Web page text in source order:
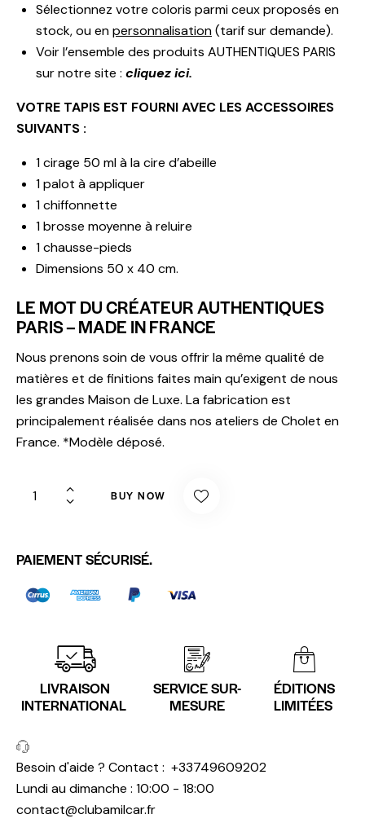
Sélectionnez votre coloris parmi ceux proposés en
stock, ou enpersonnalisation(tarif sur demande).
Voir l’ensemble des produits AUTHENTIQUES PARIS
sur notre site : cliquez ici.
VOTRE TAPIS EST FOURNI AVEC LES ACCESSOIRES
SUIVANTS :
1 cirage 50 ml à la cire d’abeille
1 palot à appliquer
1 chiffonnette
1 brosse moyenne à reluire
1 chausse-pieds
Dimensions 50 x 40 cm.
LE MOT DU CRÉATEUR AUTHENTIQUES
PARIS – MADE IN FRANCE
Nous prenons soin de vous offrir la même qualité de
matières et de finitions faites main qu’exigent de nous
les grandes Maison de Luxe. La fabrication est
principalement réalisée dans nos ateliers de Cholet en
France. *Modèle déposé.
BUY NOW
PAIEMENT SÉCURISÉ.
LIVRAISON
INTERNATIONAL
SERVICE SUR-
MESURE
ÉDITIONS
LIMITÉES
Besoin d'aide ? Contact : +33749609202
Lundi au dimanche : 10:00 - 18:00
contact@clubamilcar.fr